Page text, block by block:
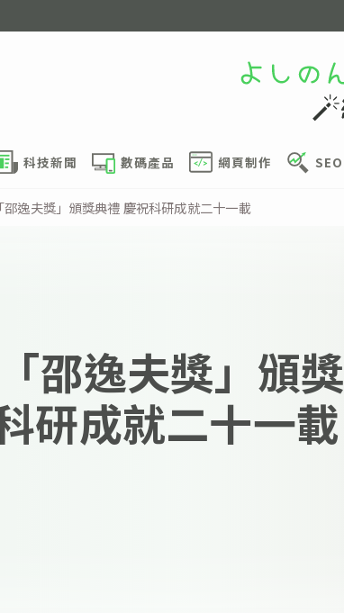
科技新聞 數碼產品 網頁制作 SEO
逸夫獎」頒獎典禮 慶祝科研成就二十一載
邵逸夫獎」頒獎
研成就二十一載